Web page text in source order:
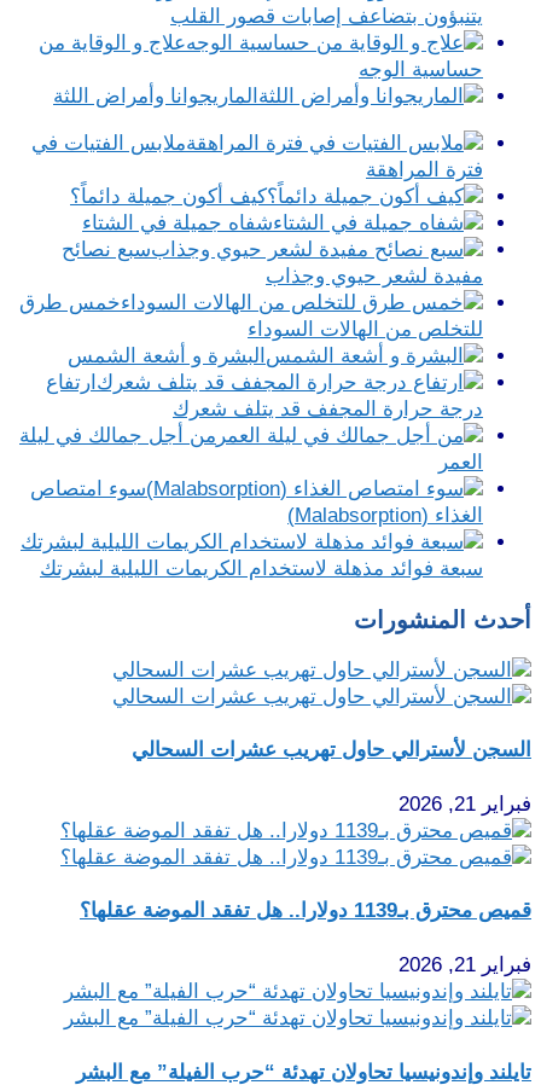
يتنبؤون بتضاعف إصابات قصور القلب
علاج و الوقاية من
حساسية الوجه
الماريجوانا وأمراض اللثة
ملابس الفتيات في
فترة المراهقة
كيف أكون جميلة دائماً؟
شفاه جميلة في الشتاء
سبع نصائح
مفيدة لشعر حيوي وجذاب
خمس طرق
للتخلص من الهالات السوداء
البشرة و أشعة الشمس
ارتفاع
درجة حرارة المجفف قد يتلف شعرك
من أجل جمالك في ليلة
العمر
سوء امتصاص
الغذاء (Malabsorption)
سبعة فوائد مذهلة لاستخدام الكريمات الليلية لبشرتك
أحدث المنشورات
السجن لأسترالي حاول تهريب عشرات السحالي
فبراير 21, 2026
قميص محترق بـ1139 دولارا.. هل تفقد الموضة عقلها؟
فبراير 21, 2026
تايلند وإندونيسيا تحاولان تهدئة “حرب الفيلة” مع البشر